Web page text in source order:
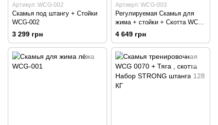
Артикул: WCG-002
Скамья под штангу + Стойки
WCG-002
3 299 грн
Артикул: WCG-003
Регулируемая Скамья для
жима + стойки + Скотта WCG-
003
4 649 грн